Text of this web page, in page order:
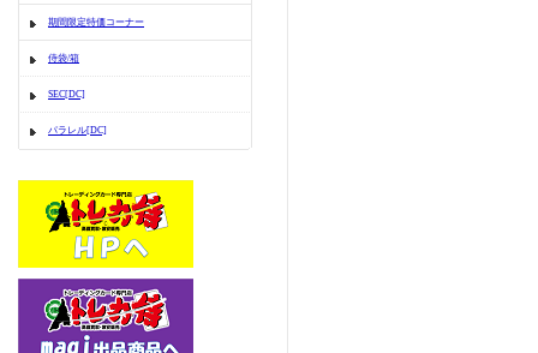
期間限定特価コーナー
侍袋/箱
SEC[DC]
パラレル[DC]